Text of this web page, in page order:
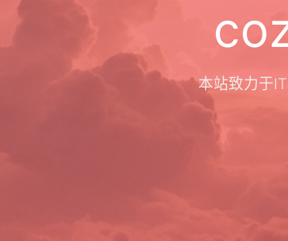
本站致力于